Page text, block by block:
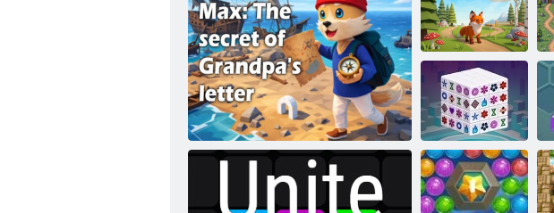
Traseele vulpii
Mahjong
Dimensions